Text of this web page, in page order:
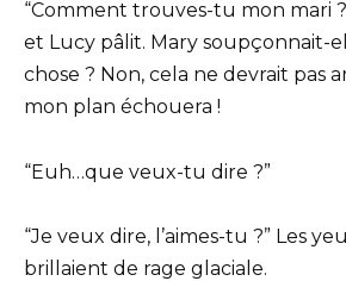
“Comment trouves-tu mon mari
et Lucy pâlit. Mary soupçonnait-
chose ? Non, cela ne devrait pas
mon plan échouera !
“Euh…que veux-tu dire ?”
“Je veux dire, l’aimes-tu ?” Les
brillaient de rage glaciale.